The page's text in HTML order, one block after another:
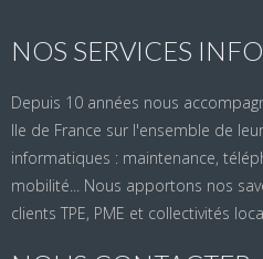
NOS SERVICES
Depuis 10 années nous
Ile de France sur l'ensemble de
informatiques : maintenance,
mobilité... Nous apportons nos
clients TPE, PME et collectivités